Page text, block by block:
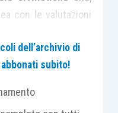
con le valutazioni
che si formano a
due tipologie di
dell’archivio di
subito!